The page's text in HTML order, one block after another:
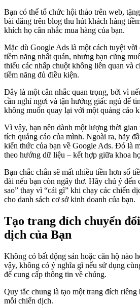
Bạn có thể tổ chức hội thảo trên web,
bài đăng trên blog thu hút khách hàng
khích họ cân nhắc mua hàng của bạn.
Mặc dù Google Ads là một cách tuyệt vời
tiềm năng nhất quán, nhưng bạn cũng
thiểu các nhấp chuột không liên quan và
tiềm năng đủ điều kiện.
Đây là một cân nhắc quan trọng, bởi vì
cần nghỉ ngơi và tận hưởng giấc ngủ để
không muốn quay lại với một quảng cáo
Vì vậy, bạn nên dành một lượng thời
tích quảng cáo của mình. Ngoài ra, hãy
kiến ​​thức của bạn về Google Ads. Đó là
theo hướng dữ liệu – kết hợp giữa khoa
Bạn chắc chắn sẽ mất nhiều tiền hơn số
dài nếu bạn còn ngây thơ. Hãy chú ý đến
sao” thay vì “cái gì” khi chạy các chiến
cho danh sách cơ sở kinh doanh của bạn.
Tạo trang đích chuyển
dịch của Bạn
Không có bất động sản hoặc căn hộ nào
vậy, không có ý nghĩa gì nếu sử dụng
để cung cấp thông tin về chúng.
Quy tắc chung là tạo một trang đích riêng
mỗi chiến dịch.